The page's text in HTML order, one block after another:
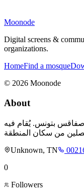
Moonode
Digital screens &
organizations.
HomeFind a mosque
© 2026 Moonode
About
صفاقس بتونس. يُقام فيه
Unknown, TN
0
Followers